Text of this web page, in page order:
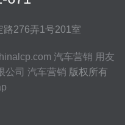
路276弄1号201室
汽车营销 用友
公司 汽车营销 版权所有